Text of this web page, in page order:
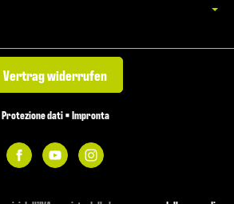
Vertrag widerrufen
Protezione dati•Impronta